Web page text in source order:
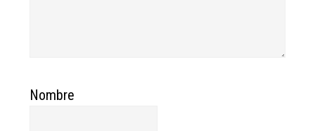
Nombre